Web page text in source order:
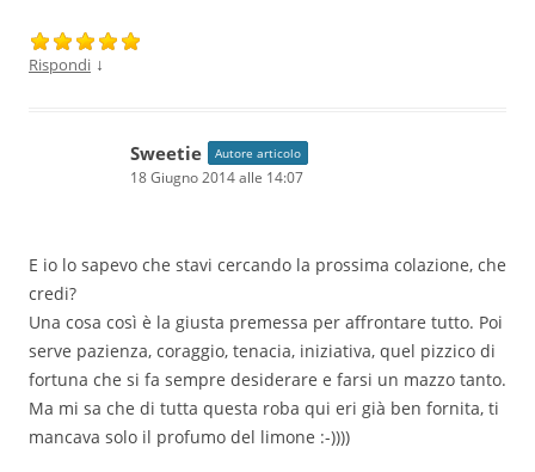
Rispondi ↓
Sweetie Autore articolo
18 Giugno 2014 alle 14:07
E io lo sapevo che stavi cercando la prossima colazione, che
credi?
Una cosa così è la giusta premessa per affrontare tutto. Poi
serve pazienza, coraggio, tenacia, iniziativa, quel pizzico di
fortuna che si fa sempre desiderare e farsi un mazzo tanto.
Ma mi sa che di tutta questa roba qui eri già ben fornita, ti
mancava solo il profumo del limone :-))))